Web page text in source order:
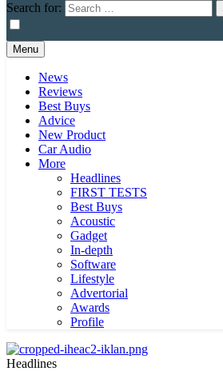
Search for:
Menu
News
Reviews
Best Buys
Advice
New Product
Car Audio
More
Headlines
FIRST TESTS
Best Buys
Acoustic
Gadget
In-depth
Software
Lifestyle
Advertorial
Awards
Profile
Headlines